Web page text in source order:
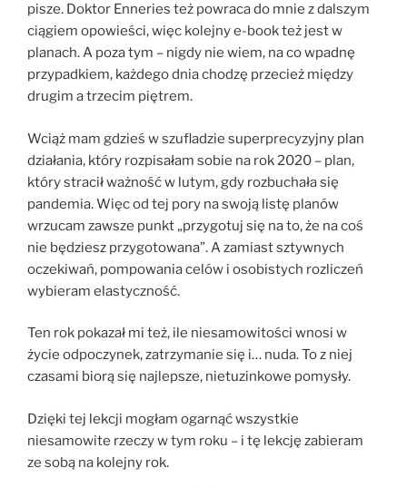
pisze. Doktor Enneries też powraca do mnie z dalszym
ciągiem opowieści, więc kolejny e-book też jest w
planach. A poza tym – nigdy nie wiem, na co wpadnę
przypadkiem, każdego dnia chodzę przecież między
drugim a trzecim piętrem.
Wciąż mam gdzieś w szufladzie superprecyzyjny plan
działania, który rozpisałam sobie na rok 2020 – plan,
który stracił ważność w lutym, gdy rozbuchała się
pandemia. Więc od tej pory na swoją listę planów
wrzucam zawsze punkt „przygotuj się na to, że na coś
nie będziesz przygotowana”. A zamiast sztywnych
oczekiwań, pompowania celów i osobistych rozliczeń
wybieram elastyczność.
Ten rok pokazał mi też, ile niesamowitości wnosi w
życie odpoczynek, zatrzymanie się i… nuda. To z niej
czasami biorą się najlepsze, nietuzinkowe pomysły.
Dzięki tej lekcji mogłam ogarnąć wszystkie
niesamowite rzeczy w tym roku – i tę lekcję zabieram
ze sobą na kolejny rok.